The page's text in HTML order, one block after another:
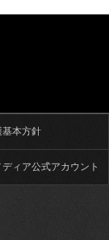
基本方針
ィア公式アカウント